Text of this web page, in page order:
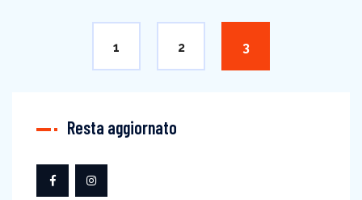
1 2 3
Resta aggiornato